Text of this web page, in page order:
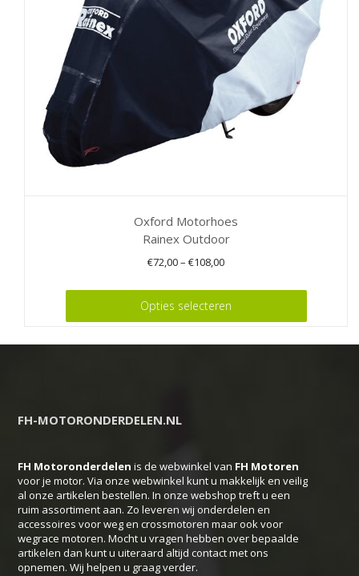
productpagina
Oxford Motorhoes
Rainex Outdoor
€72,00–€108,00
Opties selecteren
heeft
optie
gekozen
worden
op
de
productpagina
FH-MOTORONDERDELEN.NL
FH Motoronderdelen is de webwinkel van FH Motoren
voor je motor. Via onze webwinkel kunt u makkelijk en veilig
al onze artikelen bestellen. In onze webshop treft u een
ruim assortiment aan. Zo leveren wij onderdelen en
accessoires voor weg en crossmotoren maar ook voor
wegrace motoren. Mocht u vragen hebben over bepaalde
artikelen dan kunt u uiteraard altijd contact met ons
opnemen. Wij helpen u graag verder.